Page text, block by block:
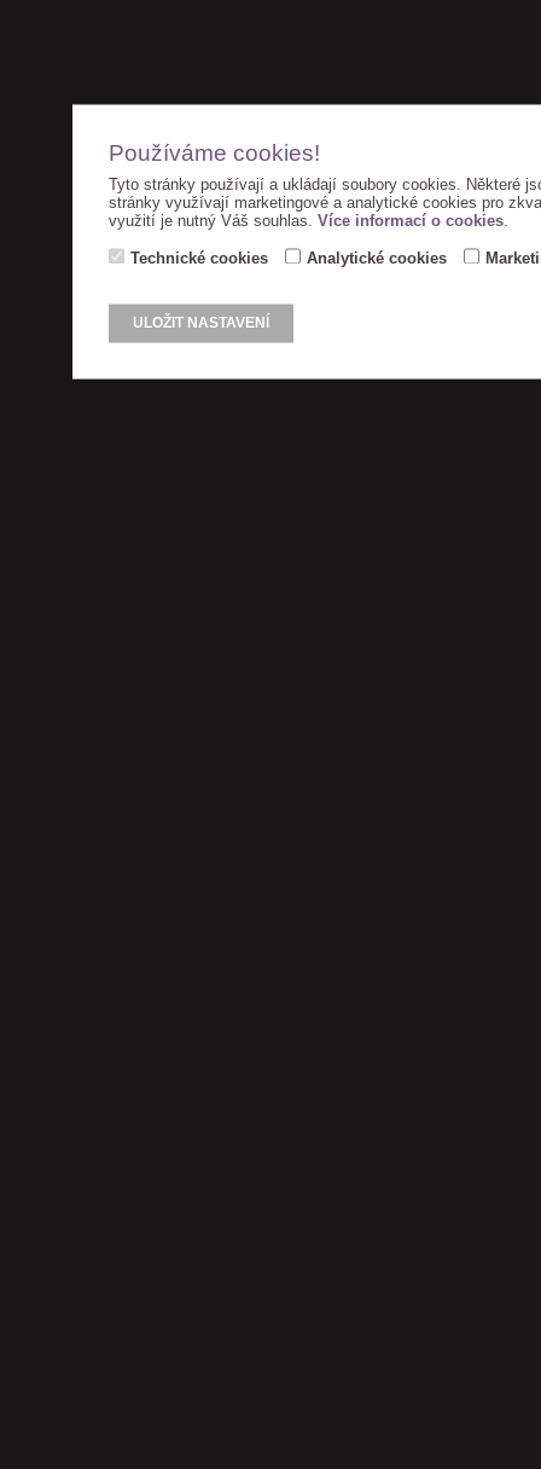
Používáme cookies!
Tyto stránky používají a ukládají soubory cookies. Některé
stránky využívají marketingové a analytické cookies pro
využití je nutný Váš souhlas. Více informací o cookies.
Technické cookies Analytické cookies
ULOŽIT NASTAVENÍ